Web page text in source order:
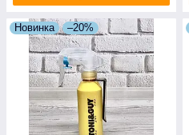
Новинка –20%